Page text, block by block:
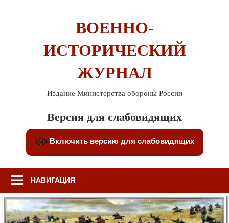
ВОЕННО-
ИСТОРИЧЕСКИЙ
ЖУРНАЛ
Издание Министерства обороны России
Версия для слабовидящих
Включить версию для слабовидящих
НАВИГАЦИЯ